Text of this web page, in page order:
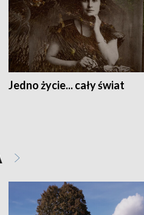
Jedno życie... cały świat